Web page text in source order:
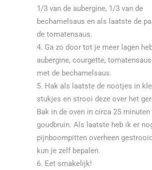
1/3 van de aubergine, 1/3 van de
bechamelsaus en als laatste de
de tomatensaus.
Ga zo door tot je meer lagen
aubergine, courgette,
met de bechamelsaus.
Hak als laatste de nootjes in
stukjes en strooi deze over het
Bak in de oven in circa 25 minuten
goudbruin. Als laatste heb ik er
pijnboompitten overheen
kun je zelf bepalen.
Eet smakelijk!